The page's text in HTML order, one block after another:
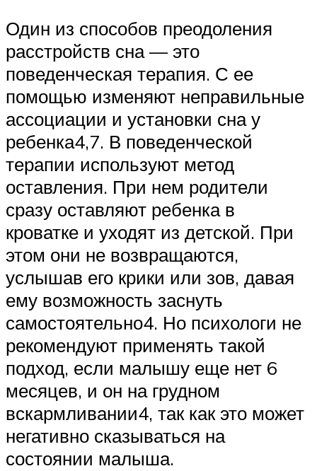
Один из способов преодоления
расстройств сна — это
поведенческая терапия. С ее
помощью изменяют неправильные
ассоциации и установки сна у
ребенка4,7. В поведенческой
терапии используют метод
оставления. При нем родители
сразу оставляют ребенка в
кроватке и уходят из детской. При
этом они не возвращаются,
услышав его крики или зов, давая
ему возможность заснуть
самостоятельно4. Но психологи не
рекомендуют применять такой
подход, если малышу еще нет 6
месяцев, и он на грудном
вскармливании4, так как это может
негативно сказываться на
состоянии малыша.